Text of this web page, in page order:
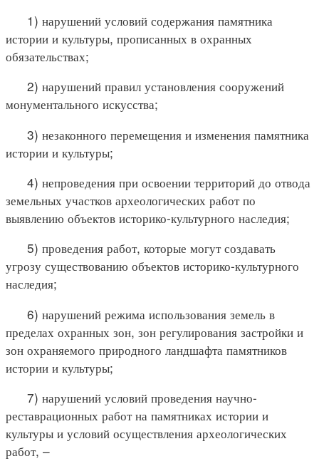
1) нарушений условий содержания памятника
истории и культуры, прописанных в охранных
обязательствах;
2) нарушений правил установления сооружений
монументального искусства;
3) незаконного перемещения и изменения памятника
истории и культуры;
4) непроведения при освоении территорий до отвода
земельных участков археологических работ по
выявлению объектов историко-культурного наследия;
5) проведения работ, которые могут создавать
угрозу существованию объектов историко-культурного
наследия;
6) нарушений режима использования земель в
пределах охранных зон, зон регулирования застройки и
зон охраняемого природного ландшафта памятников
истории и культуры;
7) нарушений условий проведения научно-
реставрационных работ на памятниках истории и
культуры и условий осуществления археологических
работ, –